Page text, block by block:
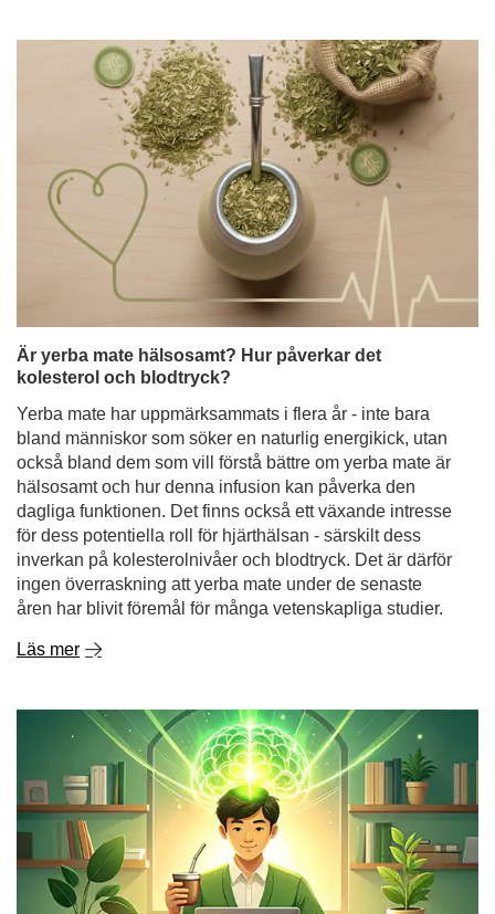
Är yerba mate hälsosamt? Hur påverkar det
kolesterol och blodtryck?
Yerba mate har uppmärksammats i flera år - inte bara
bland människor som söker en naturlig energikick, utan
också bland dem som vill förstå bättre om yerba mate är
hälsosamt och hur denna infusion kan påverka den
dagliga funktionen. Det finns också ett växande intresse
för dess potentiella roll för hjärthälsan - särskilt dess
inverkan på kolesterolnivåer och blodtryck. Det är därför
ingen överraskning att yerba mate under de senaste
åren har blivit föremål för många vetenskapliga studier.
Läs mer